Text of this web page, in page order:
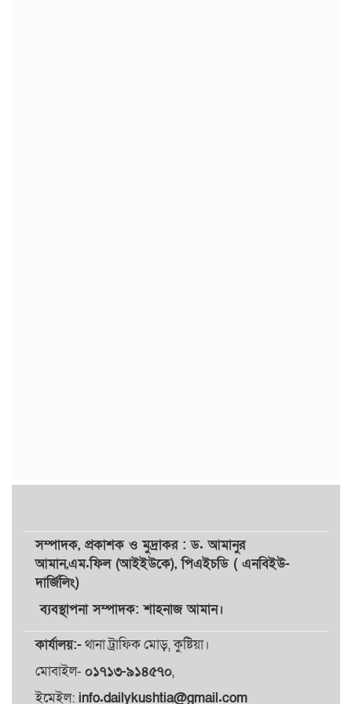
সম্পাদক, প্রকাশকওমুদ্রাকর: ড. আমানুর
আমান,এম.ফিল (আইইউকে), পিএইচডি ( এনবিইউ-
দার্জিলিং)
ব্যবস্থাপনা সম্পাদক: শাহনাজ আমান।
কার্যালয়:-থানা ট্রাফিক মোড়, কুষ্টিয়া।
মোবাইল- ০১৭১৩-৯১৪৫৭০,
ইমেইল: info.dailykushtia@gmail.com